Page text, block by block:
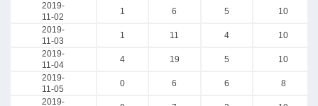
2019-
11-02
1 6 5
10
2019-
11-03
1 11 4
10
2019-
11-04
4 19 5
10
2019-
11-05
0 6 6
8
2019-